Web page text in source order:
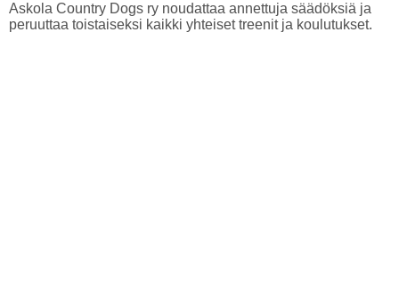
Askola Country Dogs ry noudattaa annettuja säädöksiä ja
peruuttaa toistaiseksi kaikki yhteiset treenit ja koulutukset.